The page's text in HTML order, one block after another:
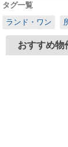
タグ一覧
ランド・ワン
おすすめ物